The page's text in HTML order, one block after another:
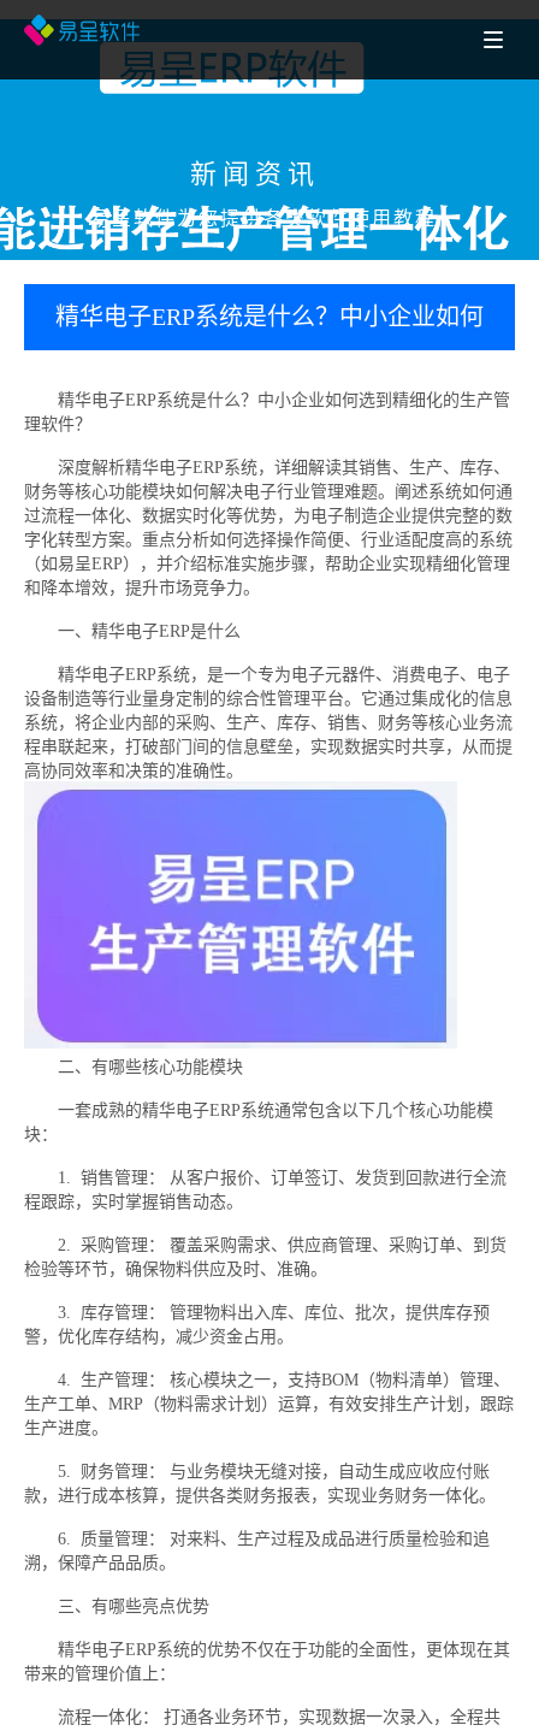
新闻资讯
易呈软件为您提供各类软件使用教程
精华电子ERP系统是什么？中小企业如何
精华电子ERP系统是什么？中小企业如何选到精细化的生产管
理软件？
深度解析精华电子ERP系统，详细解读其销售、生产、库存、
财务等核心功能模块如何解决电子行业管理难题。阐述系统如何通
过流程一体化、数据实时化等优势，为电子制造企业提供完整的数
字化转型方案。重点分析如何选择操作简便、行业适配度高的系统
（如易呈ERP），并介绍标准实施步骤，帮助企业实现精细化管理
和降本增效，提升市场竞争力。
一、精华电子ERP是什么
精华电子ERP系统，是一个专为电子元器件、消费电子、电子
设备制造等行业量身定制的综合性管理平台。它通过集成化的信息
系统，将企业内部的采购、生产、库存、销售、财务等核心业务流
程串联起来，打破部门间的信息壁垒，实现数据实时共享，从而提
高协同效率和决策的准确性。
二、有哪些核心功能模块
一套成熟的精华电子ERP系统通常包含以下几个核心功能模
块：
1. 销售管理： 从客户报价、订单签订、发货到回款进行全流
程跟踪，实时掌握销售动态。
2. 采购管理： 覆盖采购需求、供应商管理、采购订单、到货
检验等环节，确保物料供应及时、准确。
3. 库存管理： 管理物料出入库、库位、批次，提供库存预
警，优化库存结构，减少资金占用。
4. 生产管理： 核心模块之一，支持BOM（物料清单）管理、
生产工单、MRP（物料需求计划）运算，有效安排生产计划，跟踪
生产进度。
5. 财务管理： 与业务模块无缝对接，自动生成应收应付账
款，进行成本核算，提供各类财务报表，实现业务财务一体化。
6. 质量管理： 对来料、生产过程及成品进行质量检验和追
溯，保障产品品质。
三、有哪些亮点优势
精华电子ERP系统的优势不仅在于功能的全面性，更体现在其
带来的管理价值上：
流程一体化： 打通各业务环节，实现数据一次录入，全程共